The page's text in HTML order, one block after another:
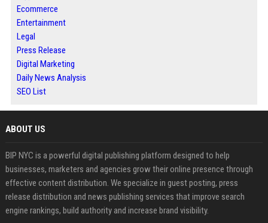
Ecommerce
Entertainment
Legal
Press Release
Digital Marketing
Daily News Analysis
SEO List
ABOUT US
BIP NYC is a powerful digital publishing platform designed to help
businesses, marketers and agencies grow their online presence through
effective content distribution. We specialize in guest posting, press
release distribution and news publishing services that improve search
engine rankings, build authority and increase brand visibility.